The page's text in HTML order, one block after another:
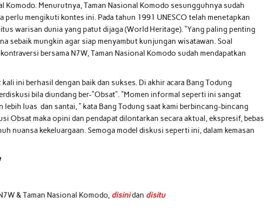
Komodo. Menurutnya, Taman Nasional Komodo sesungguhnya sudah
perlu mengikuti kontes ini. Pada tahun 1991 UNESCO telah menetapkan
warisan dunia yang patut dijaga (World Heritage). “Yang paling penting
sebaik mungkin agar siap menyambut kunjungan wisatawan. Soal
bersama N7W, Taman Nasional Komodo sudah mendapatkan
ini berhasil dengan baik dan sukses. Di akhir acara Bang Todung
bila diundang ber-“Obsat”. “Momen informal seperti ini sangat
luas dan santai, ” kata Bang Todung saat kami berbincang-bincang
Obsat maka opini dan pendapat dilontarkan secara aktual, ekspresif, bebas
nuansa kekeluargaan. Semoga model diskusi seperti ini, dalam kemasan
& Taman Nasional Komodo, disinidan disitu